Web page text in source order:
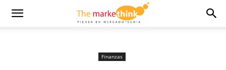
Finanzas